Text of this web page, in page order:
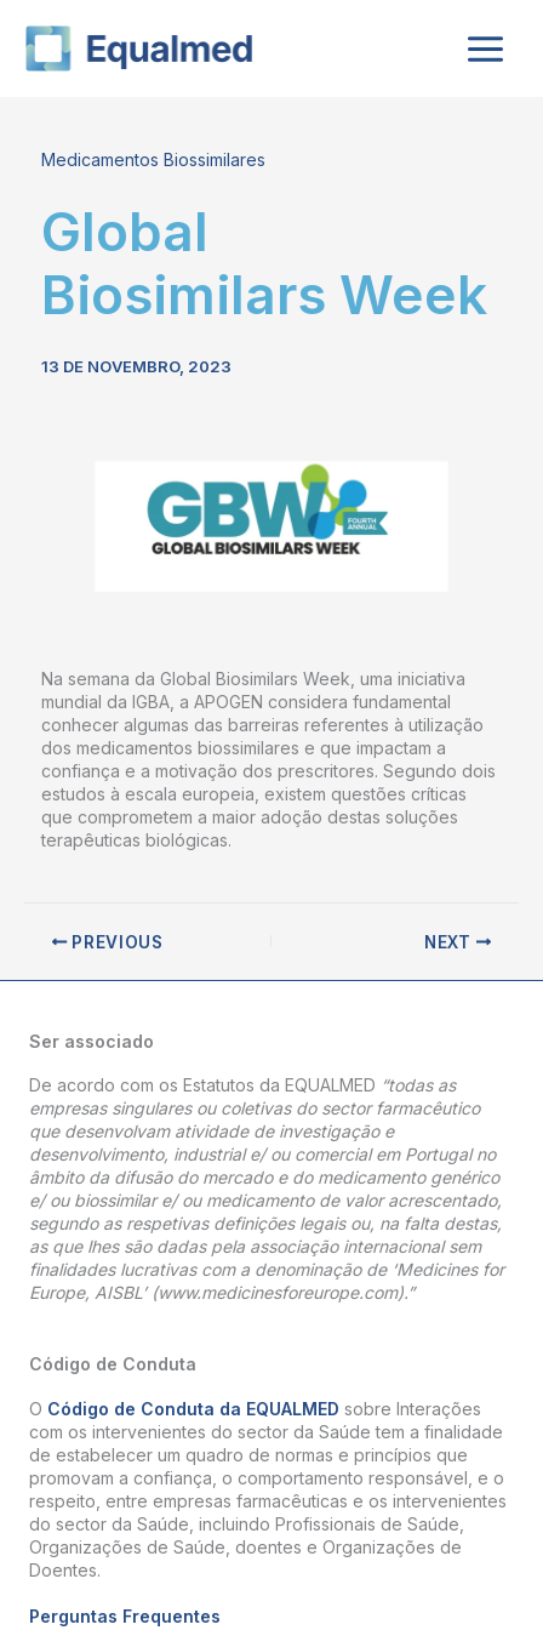
content
Medicamentos Biossimilares
Global
Biosimilars Week
13 DE NOVEMBRO, 2023
Na semana da Global Biosimilars Week, uma iniciativa
mundial da IGBA, a APOGEN considera fundamental
conhecer algumas das barreiras referentes à utilização
dos medicamentos biossimilares e que impactam a
confiança e a motivação dos prescritores. Segundo dois
estudos à escala europeia, existem questões críticas
que comprometem a maior adoção destas soluções
terapêuticas biológicas.
PREVIOUS NEXT
Ser associado
De acordo com os Estatutos da EQUALMED “todas as
empresas singulares ou coletivas do sector farmacêutico
que desenvolvam atividade de investigação e
desenvolvimento, industrial e/ ou comercial em Portugal no
âmbito da difusão do mercado e do medicamento genérico
e/ ou biossimilar e/ ou medicamento de valor acrescentado,
segundo as respetivas definições legais ou, na falta destas,
as que lhes são dadas pela associação internacional sem
finalidades lucrativas com a denominação de ‘Medicines for
Europe, AISBL’ (www.medicinesforeurope.com).”
Código de Conduta
O Código de Conduta da EQUALMED sobre Interações
com os intervenientes do sector da Saúde tem a finalidade
de estabelecer um quadro de normas e princípios que
promovam a confiança, o comportamento responsável, e o
respeito, entre empresas farmacêuticas e os intervenientes
do sector da Saúde, incluindo Profissionais de Saúde,
Organizações de Saúde, doentes e Organizações de
Doentes.
Perguntas Frequentes